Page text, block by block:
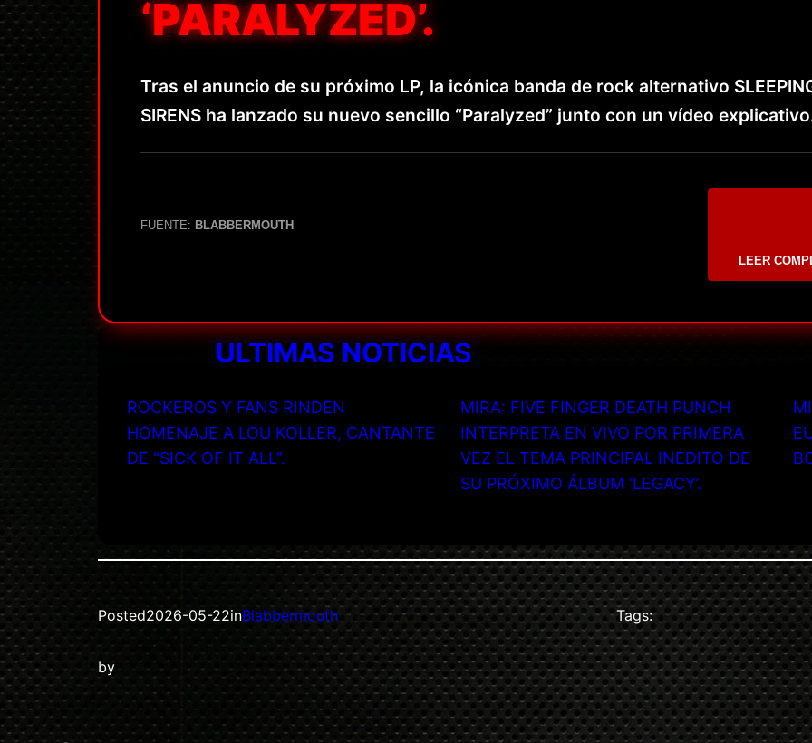
‘PARALYZED’.
Tras el anuncio de su próximo LP, la icónica banda de rock alternativo
SIRENS ha lanzado su nuevo sencillo “Paralyzed” junto con un vídeo
FUENTE: BLABBERMOUTH
LEER
ULTIMAS NOTICIAS
ROCKEROS Y FANS RINDEN
HOMENAJE A LOU KOLLER, CANTANTE
DE “SICK OF IT ALL”.
MIRA: FIVE FINGER DEATH PUNCH
INTERPRETA EN VIVO POR PRIMERA
VEZ EL TEMA PRINCIPAL INÉDITO DE
SU PRÓXIMO ÁLBUM ‘LEGACY’.
Posted2026-05-22inBlabbermouth
by
Tags: